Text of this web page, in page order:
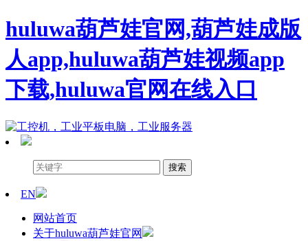
huluwa葫芦娃官网,葫芦娃成版
人app,huluwa葫芦娃视频app
下载,huluwa官网在线入口
EN
网站首页
关于huluwa葫芦娃官网